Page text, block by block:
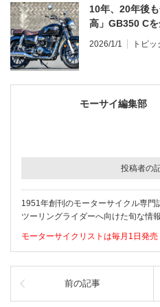
10年、20年後
高」GB350 C
2026/1/1 トピッ
モーサイ編集部
投稿者の
1951年創刊のモーターサイクル専
ツーリングライダーへ向けた旬な情
モーターサイクリストは毎月1日発売
前の記事